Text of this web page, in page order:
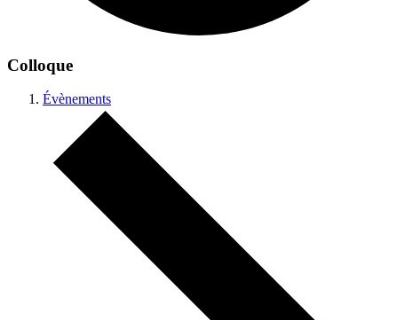
Colloque
Évènements